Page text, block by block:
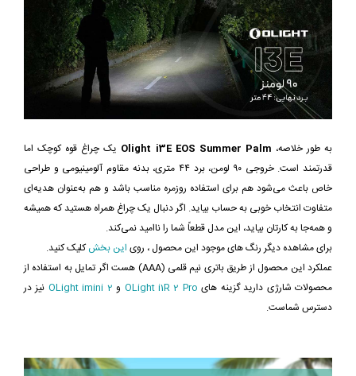
به طور خلاصه، Olight i3E EOS Summer Palm یک چراغ قوه کوچک اما
قدرتمند است. خروجی ۹۰ لومن، برد ۴۴ متری، بدنه مقاوم آلومینیومی و طراحی
خاص باعث می‌شود هم برای استفاده روزمره مناسب باشد و هم به‌عنوان هدیه‌ای
متفاوت انتخاب خوبی به حساب بیاید. اگر دنبال یک چراغ همراه هستید که همیشه
و همه‌جا به کارتان بیاید، این مدل قطعاً شما را ناامید نمی‌کند.
برای مشاهده دیگر رنگ های موجود این محصول ، روی این بخشکلیک کنید.
عملکرد این محصول از طریق باتری نیم قلمی (AAA) هست اگر تمایل به استفاده از
محصولات شارژی دارید گزینه های OLight i1R 2 Pro و OLight imini 2 نیز در
دسترس شماست.